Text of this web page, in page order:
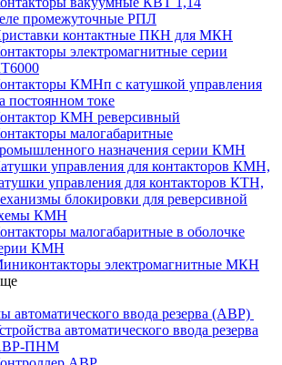
промежуточные РПЛ
контактные ПКН для МКН
электромагнитные серии
КМНп с катушкой управления
постоянном токе
КМН реверсивный
малогабаритные
назначения серии КМН
управления для контакторов КМН,
управления для контакторов КТН,
блокировки для реверсивной
КМН
малогабаритные в оболочке
КМН
электромагнитные МКН
автоматического ввода резерва (АВР)
автоматического ввода резерва
ПНМ